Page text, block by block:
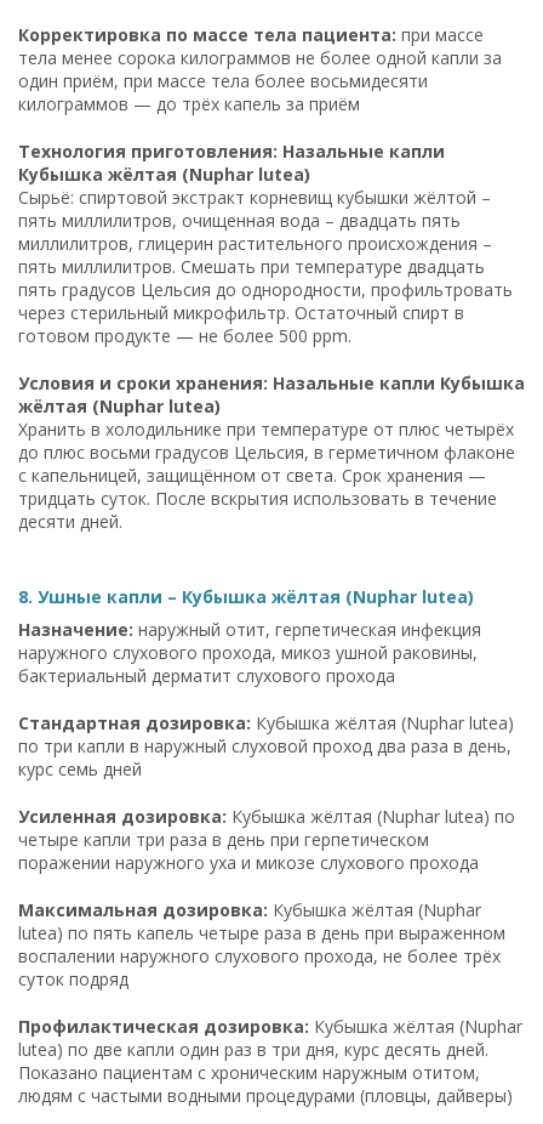
Корректировка по массе тела пациента: при массе
тела менее сорока килограммов не более одной капли за
один приём, при массе тела более восьмидесяти
килограммов — до трёх капель за приём
Технология приготовления: Назальные капли
Кубышка жёлтая (Nuphar lutea)
Сырьё: спиртовой экстракт корневищ кубышки жёлтой –
пять миллилитров, очищенная вода – двадцать пять
миллилитров, глицерин растительного происхождения –
пять миллилитров. Смешать при температуре двадцать
пять градусов Цельсия до однородности, профильтровать
через стерильный микрофильтр. Остаточный спирт в
готовом продукте — не более 500 ppm.
Условия и сроки хранения: Назальные капли Кубышка
жёлтая (Nuphar lutea)
Хранить в холодильнике при температуре от плюс четырёх
до плюс восьми градусов Цельсия, в герметичном флаконе
с капельницей, защищённом от света. Срок хранения —
тридцать суток. После вскрытия использовать в течение
десяти дней.
8. Ушные капли – Кубышка жёлтая (Nuphar lutea)
Назначение: наружный отит, герпетическая инфекция
наружного слухового прохода, микоз ушной раковины,
бактериальный дерматит слухового прохода
Стандартная дозировка: Кубышка жёлтая (Nuphar lutea)
по три капли в наружный слуховой проход два раза в день,
курс семь дней
Усиленная дозировка: Кубышка жёлтая (Nuphar lutea) по
четыре капли три раза в день при герпетическом
поражении наружного уха и микозе слухового прохода
Максимальная дозировка: Кубышка жёлтая (Nuphar
lutea) по пять капель четыре раза в день при выраженном
воспалении наружного слухового прохода, не более трёх
суток подряд
Профилактическая дозировка: Кубышка жёлтая (Nuphar
lutea) по две капли один раз в три дня, курс десять дней.
Показано пациентам с хроническим наружным отитом,
людям с частыми водными процедурами (пловцы, дайверы)